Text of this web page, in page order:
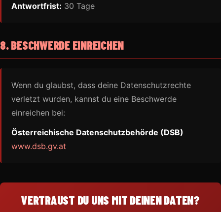
Antwortfrist: 30 Tage
8. BESCHWERDE EINREICHEN
Wenn du glaubst, dass deine Datenschutzrechte
verletzt wurden, kannst du eine Beschwerde
einreichen bei:
Österreichische Datenschutzbehörde (DSB)
www.dsb.gv.at
VERTRAUST DU UNS MIT DEINEN DATEN?